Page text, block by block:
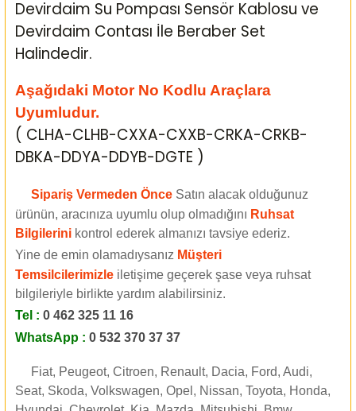
Devirdaim Su Pompası Sensör Kablosu ve
Devirdaim Contası İle Beraber Set
Halindedir.
Aşağıdaki Motor No Kodlu Araçlara
Uyumludur.
( CLHA-CLHB-CXXA-CXXB-CRKA-CRKB-
DBKA-DDYA-DDYB-DGTE )
Sipariş Vermeden Önce Satın alacak olduğunuz
ürünün, aracınıza uyumlu olup olmadığını Ruhsat
Bilgilerini kontrol ederek almanızı tavsiye ederiz.
Yine de emin olamadıysanız Müşteri
Temsilcilerimizle iletişime geçerek şase veya ruhsat
bilgileriyle birlikte yardım alabilirsiniz.
Tel : 0 462 325 11 16
WhatsApp : 0 532 370 37 37
Fiat, Peugeot, Citroen, Renault, Dacia, Ford, Audi,
Seat, Skoda, Volkswagen, Opel, Nissan, Toyota, Honda,